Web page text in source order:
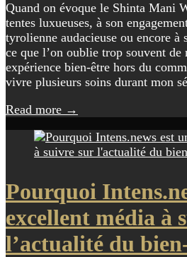
Quand on évoque le Shinta Mani
tentes luxueuses, à son
tyrolienne audacieuse ou encore
ce que l’on oublie trop souvent de
expérience bien-être hors du
vivre plusieurs soins durant mon
Read more →
Pourquoi
excellent média à
l’actualité du